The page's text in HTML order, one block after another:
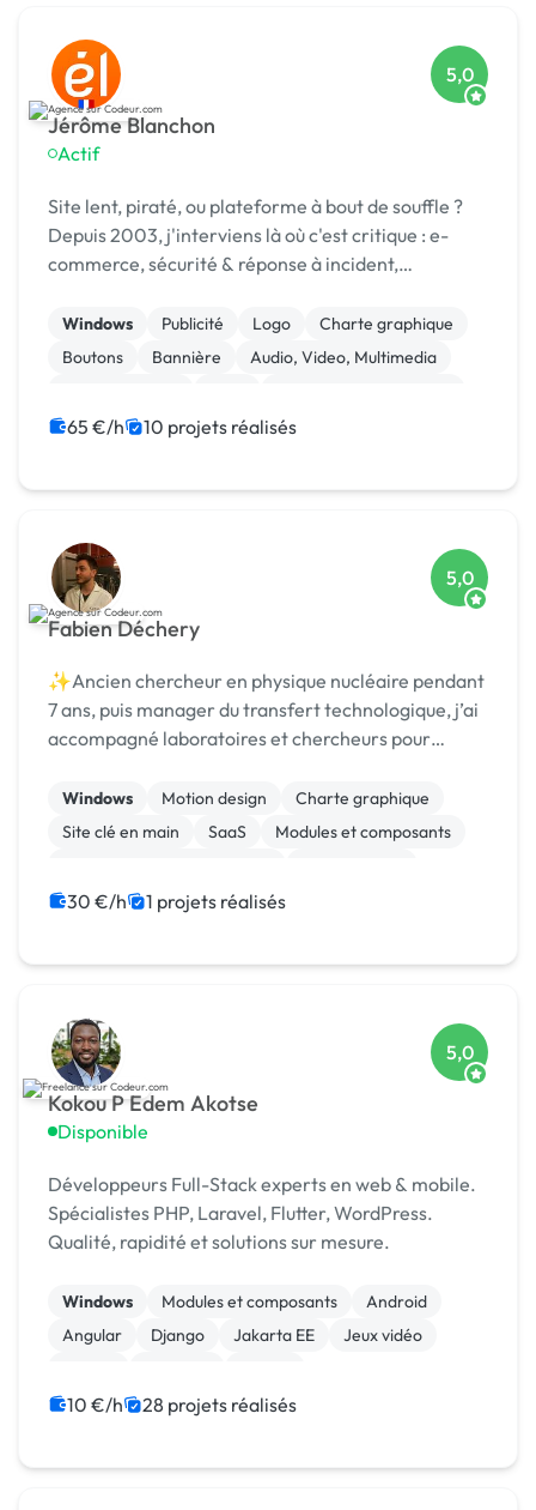
Jérôme Blanchon
Actif
5,0
Site lent, piraté, ou plateforme à bout de souffle ?
Depuis 2003, j'interviens là où c'est critique : e-
commerce, sécurité & réponse à incident,
Windows Publicité Logo
Charte graphique
Boutons
Bannière
Audio, Video, Multimedia
65 €/h 10 projets réalisés
Fabien Déchery
5,0
✨Ancien chercheur en physique nucléaire pendant
7 ans, puis manager du transfert technologique, j’ai
accompagné laboratoires et chercheurs pour
puis st
Windows Motion design
Charte graphique
Site clé en main
SaaS
Modules et composants
Integration HTML
Installation de Script
30 €/h 1 projets réalisés
Kokou P Edem Akotse
Disponible
5,0
Développeurs Full-Stack experts en web & mobile.
Spécialistes PHP, Laravel, Flutter, WordPress.
Qualité, rapidité et solutions sur mesure.
Windows Modules et composants
Android
Angular
Django Jakarta EE
Jeux vidéo
10 €/h 28 projets réalisés